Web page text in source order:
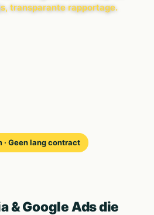
transparante rapportage.
· Geen lang contract
&Google Adsdie